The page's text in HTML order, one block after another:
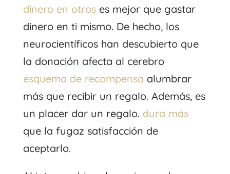
dinero en otroses mejor que gastar
dinero en ti mismo. De hecho, los
neurocientíficos han descubierto que
la donación afecta al cerebro
esquema de recompensa alumbrar
más que recibir un regalo. Además, es
un placer dar un regalo. dura más
que la fugaz satisfacción de
aceptarlo.